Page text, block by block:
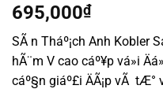
695,000₫
SÃ n Tháº¡ch Anh Kobler
hÃ¨m V cao cáº¥p vá»i
cáº§n giáº£i ÄÃ¡p vÃ tÆ°